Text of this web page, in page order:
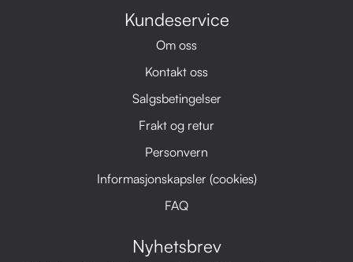
Kundeservice
Om oss
Kontakt oss
Salgsbetingelser
Frakt og retur
Personvern
Informasjonskapsler (cookies)
FAQ
Nyhetsbrev